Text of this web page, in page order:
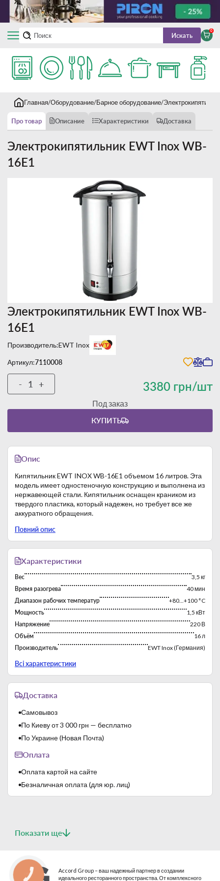
Искать
0
Главная Оборудование Барное оборудование
Про товар Описание Характеристики Доставка
Электрокипятильник EWT Inox WB-
16E1
Электрокипятильник EWT Inox WB-
16E1
Производитель:EWT Inox
Артикул:7110008
3380 грн/шт
- +
Под заказ
КУПИТЬ
Опис
Кипятильник EWT INOX WB-16E1 объемом 16 литров. Эта
модель имеет одностеночную конструкцию и выполнена из
нержавеющей стали. Кипятильник оснащен краником из
твердого пластика, который надежен, но требует все же
аккуратного обращения.
Принцип действия заключается в нагреве воды до
температуры кипения, после этого нагрев отключается, а
при опускании температуры ниже 80 °С термостат
включает ТЭН и поддерживает температуру не ниже 80
Световые индикаторы указывают на соответствующий
режим работы кипятильника. За уровнем воды в
кипятильнике можно следить с помощью внешней
прозрачной трубки.
Повний опис
Характеристики
Вес
3,5 кг
Время разогрева
40 мин
Диапазон рабочих температур
+80...+100 °C
Мощность
1,5 кВт
Напряжение
220 В
Объём
16 л
Производитель
EWT Inox (Германия)
Размеры
Всі характеристики
Доставка
Самовывоз
По Киеву от 3 000 грн — бесплатно
По Украине (Новая Почта)
Оплата
Оплата картой на сайте
Безналичная оплата (для юр. лиц)
Показати ще
Accord Group – ваш надежный партнер в создании
идеального ресторанного пространства. От комплексного
КНОПКА
СВЯЗИ